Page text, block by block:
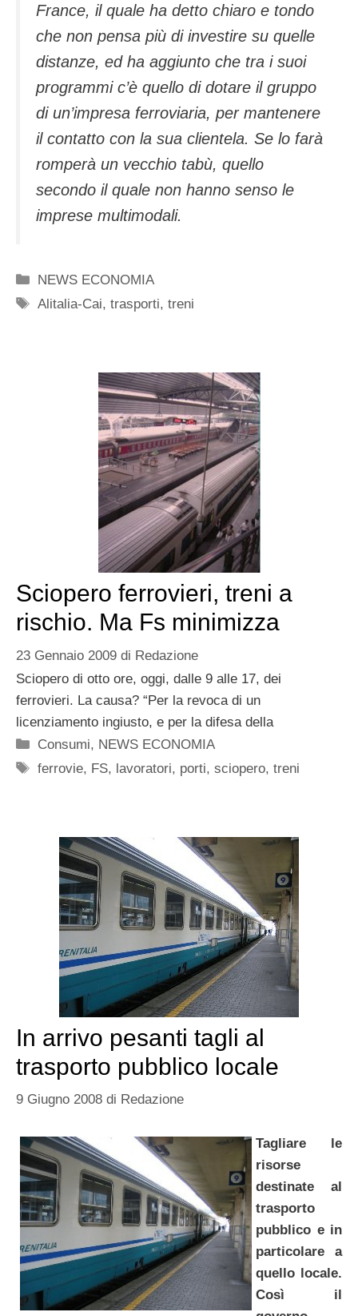
France, il quale ha detto chiaro e tondo
che non pensa più di investire su quelle
distanze, ed ha aggiunto che tra i suoi
programmi c’è quello di dotare il gruppo
di un’impresa ferroviaria, per mantenere
il contatto con la sua clientela. Se lo farà
romperà un vecchio tabù, quello
secondo il quale non hanno senso le
imprese multimodali.
Categorie
NEWS ECONOMIA
Tag
Alitalia-Cai,trasporti,treni
Sciopero ferrovieri, treni a
rischio. Ma Fs minimizza
23 Gennaio 2009 di Redazione
Sciopero di otto ore, oggi, dalle 9 alle 17, dei
ferrovieri. La causa? “Per la revoca di un
licenziamento ingiusto, e per la difesa della
Categorie
Consumi, NEWS ECONOMIA
Tag
ferrovie, FS, lavoratori, porti,sciopero,treni
In arrivo pesanti tagli al
trasporto pubblico locale
9 Giugno 2008 di Redazione
Tagliare le
risorse
destinate al
trasporto
pubblico e in
particolare a
quello locale.
Così il